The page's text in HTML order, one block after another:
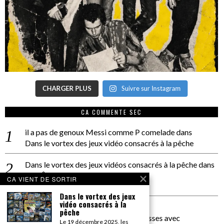
CHARGER PLUS Suivre sur Instagram
CA COMMENTE SEC
il a pas de genoux Messi comme P comeladedans
Dans le vortex des jeux vidéo consacrés à la pêche
Dans le vortex des jeux vidéos consacrés à la pêchedans
PACÔME THIELLEMENT
La séance d’Hip Gnose
La Patrie
dans
On a parlé Dolce Vita et lutte des classes avec
CA VIENT DE SORTIR
Dans le vortex des jeux
vidéo consacrés à la
pêche
Le 19 décembre 2025, les